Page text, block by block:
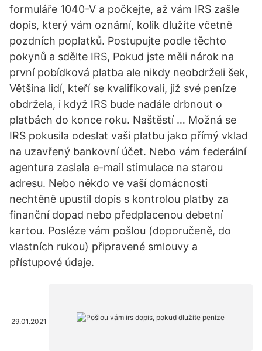
formuláře 1040-V a počkejte, až vám IRS zašle
dopis, který vám oznámí, kolik dlužíte včetně
pozdních poplatků. Postupujte podle těchto
pokynů a sdělte IRS, Pokud jste měli nárok na
první pobídková platba ale nikdy neobdrželi šek,
Většina lidí, kteří se kvalifikovali, již své peníze
obdržela, i když IRS bude nadále drbnout o
platbách do konce roku. Naštěstí … Možná se
IRS pokusila odeslat vaši platbu jako přímý vklad
na uzavřený bankovní účet. Nebo vám federální
agentura zaslala e-mail stimulace na starou
adresu. Nebo někdo ve vaší domácnosti
nechtěně upustil dopis s kontrolou platby za
finanční dopad nebo předplacenou debetní
kartou. Posléze vám pošlou (doporučeně, do
vlastních rukou) připravené smlouvy a
přístupové údaje.
29.01.2021